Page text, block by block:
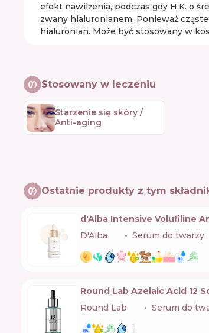
efekt nawilżenia, podczas gdy H.K. o
zwany hialuronianem. Ponieważ
hialuronian. Może być stosowany w
Stosowany w leczeniu
Starzenie się skóry /
Anti-aging
Ostatnie produkty z tym
d'Alba Intensive Volufiline
D'Alba
Serum do twarzy
Round Lab Azelaic Acid 12
Round Lab
Serum do